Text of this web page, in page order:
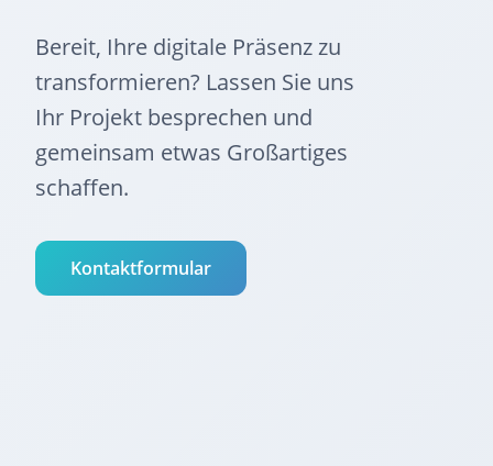
Bereit, Ihre digitale Präsenz zu
transformieren? Lassen Sie uns
Ihr Projekt besprechen und
gemeinsam etwas Großartiges
schaffen.
Kontaktformular